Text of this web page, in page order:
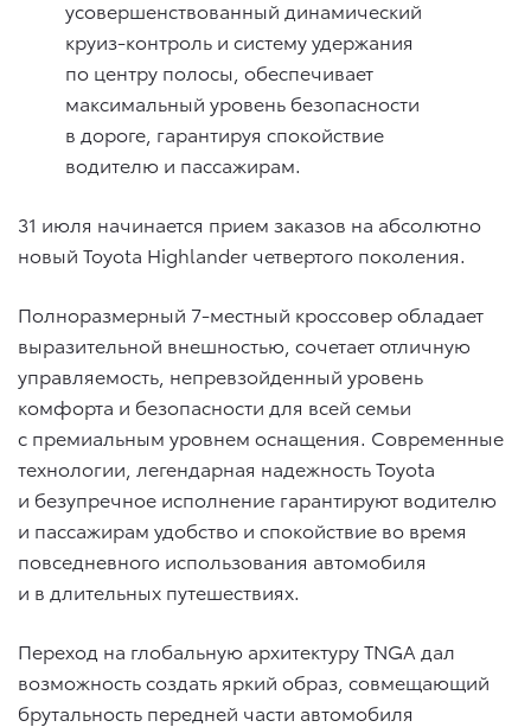
усовершенствованный динамический
круиз-контроль и систему удержания
по центру полосы, обеспечивает
максимальный уровень безопасности
в дороге, гарантируя спокойствие
водителю и пассажирам.
31 июля начинается прием заказов на абсолютно
новый Toyota Highlander четвертого поколения.
Полноразмерный 7-местный кроссовер обладает
выразительной внешностью, сочетает отличную
управляемость, непревзойденный уровень
комфорта и безопасности для всей семьи
с премиальным уровнем оснащения. Современные
технологии, легендарная надежность Toyota
и безупречное исполнение гарантируют водителю
и пассажирам удобство и спокойствие во время
повседневного использования автомобиля
и в длительных путешествиях.
Переход на глобальную архитектуру TNGA дал
возможность создать яркий образ, совмещающий
брутальность передней части автомобиля